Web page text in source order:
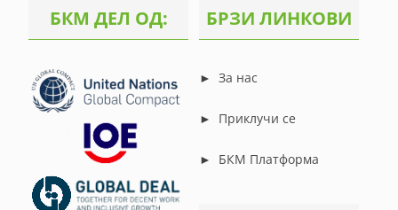
БКМ ДЕЛ ОД: БРЗИ ЛИНКОВИ
► За нас
► Приклучи се
► БКМ Платформа